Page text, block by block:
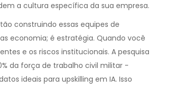
a cultura específica da sua empresa.
construindo essas equipes de
economia; é estratégia. Quando você
e os riscos institucionais. A pesquisa
da força de trabalho civil militar -
ideais para upskilling em IA. Isso